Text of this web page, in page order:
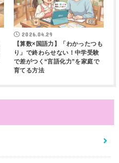
2026.04.29
【算数×国語力】「わかったつも
り」で終わらせない！中学受験
で差がつく“言語化力”を家庭で
育てる方法